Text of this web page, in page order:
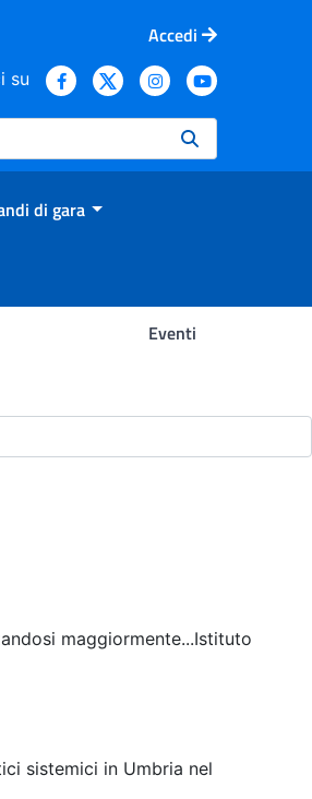
Accedi
su
di gara
Eventi
maggiormente...Istituto
sistemici in Umbria nel